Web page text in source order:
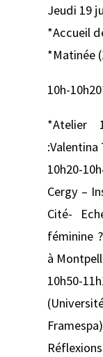
Jeudi 19
*Accueil
*Matinée
10h-
*Atelier
10h20-
Cergy –
Cité-
féminine
à
10h50-